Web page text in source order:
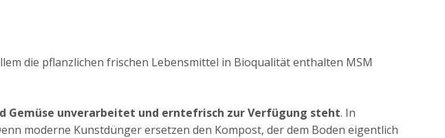
die pflanzlichen frischen Lebensmittel in Bioqualität enthalten MSM
Gemüse unverarbeitet und erntefrisch zur Verfügung steht. In
moderne Kunstdünger ersetzen den Kompost, der dem Boden eigentlich